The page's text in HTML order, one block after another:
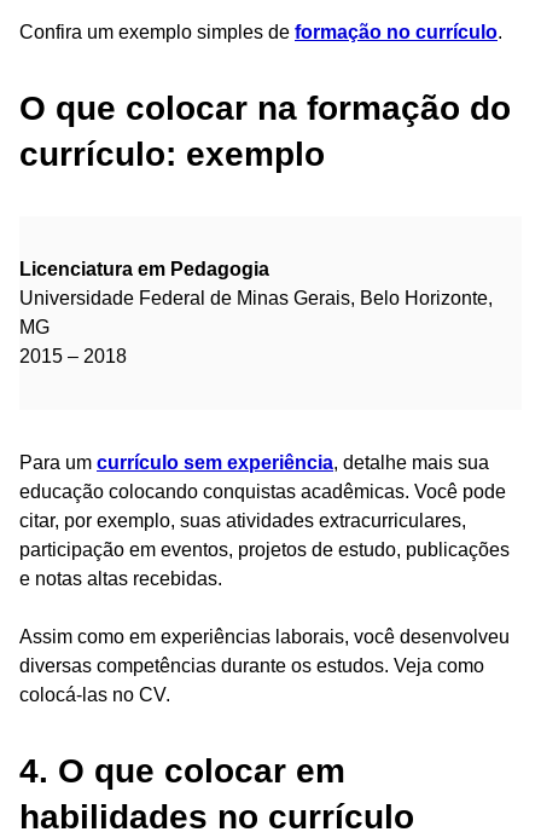
Confira um exemplo simples de formação no currículo.
O que colocar na formação do
currículo: exemplo
Licenciatura em Pedagogia
Universidade Federal de Minas Gerais, Belo Horizonte,
MG
2015 – 2018
Para um currículo sem experiência, detalhe mais sua
educação colocando conquistas acadêmicas. Você pode
citar, por exemplo, suas atividades extracurriculares,
participação em eventos, projetos de estudo, publicações
e notas altas recebidas.
Assim como em experiências laborais, você desenvolveu
diversas competências durante os estudos. Veja como
colocá-las no CV.
4. O que colocar em
habilidades no currículo